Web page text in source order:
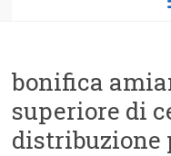
bonifica
superiore di
distribuzione